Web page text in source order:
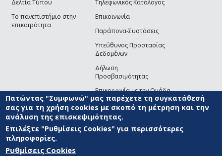
Δελτία Τύπου
Το πανεπιστήμιο στην
επικαιρότητα
Τηλεφωνικός Κατάλογος
Επικοινωνία
Παράπονα-Συστάσεις
Υπεύθυνος Προστασίας
Δεδομένων
Δήλωση
Προσβασιμότητας
Επικοινωνία με την Ομάδα
Ανάπτυξης του site(link sends e-mail)
© ΠΑΝΕΠΙΣΤΗΜΙΟ ΑΙΓΑΙΟΥ ΟΡΟΙ ΧΡΗΣΗΣ
ΑΝΑΠΤΥΞΗΣ
Πατώντας "Συμφωνώ" μας παρέχετε τη συγκατάθεσή
σας για τη χρήση cookies με σκοπό τη μέτρηση και την
ανάλυση της επισκεψιμότητας.
Επιλέξτε "Ρυθμίσεις Cookies" για περισσότερες
πληροφορίες.
Ρυθμίσεις Cookies